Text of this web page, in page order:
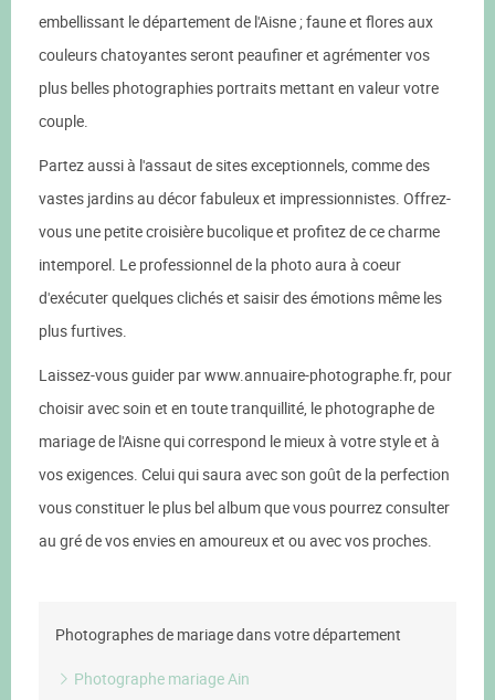
embellissant le département de l'Aisne ; faune et flores aux
couleurs chatoyantes seront peaufiner et agrémenter vos
plus belles photographies portraits mettant en valeur votre
couple.
Partez aussi à l'assaut de sites exceptionnels, comme des
vastes jardins au décor fabuleux et impressionnistes. Offrez-
vous une petite croisière bucolique et profitez de ce charme
intemporel. Le professionnel de la photo aura à coeur
d'exécuter quelques clichés et saisir des émotions même les
plus furtives.
Laissez-vous guider par www.annuaire-photographe.fr, pour
choisir avec soin et en toute tranquillité, le photographe de
mariage de l'Aisne qui correspond le mieux à votre style et à
vos exigences. Celui qui saura avec son goût de la perfection
vous constituer le plus bel album que vous pourrez consulter
au gré de vos envies en amoureux et ou avec vos proches.
Photographes de mariage dans votre département
Photographe mariage Ain